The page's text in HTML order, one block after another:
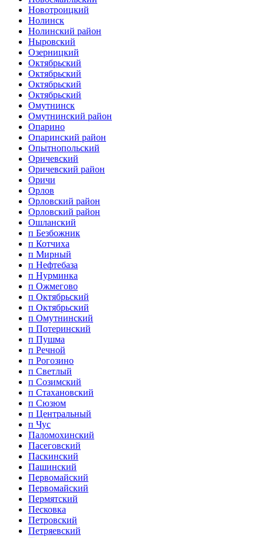
Новотроицкий
Нолинск
Нолинский район
Ныровский
Озерницкий
Октябрьский
Октябрьский
Октябрьский
Октябрьский
Омутнинск
Омутнинский район
Опарино
Опаринский район
Опытнопольский
Оричевский
Оричевский район
Оричи
Орлов
Орловский район
Орловский район
Ошланский
п Безбожник
п Котчиха
п Мирный
п Нефтебаза
п Нурминка
п Ожмегово
п Октябрьский
п Октябрьский
п Омутнинский
п Потеринский
п Пушма
п Речной
п Рогозино
п Светлый
п Созимский
п Стахановский
п Сюзюм
п Центральный
п Чус
Паломохинский
Пасеговский
Паскинский
Пашинский
Первомайский
Первомайский
Пермятский
Песковка
Петровский
Петряевский